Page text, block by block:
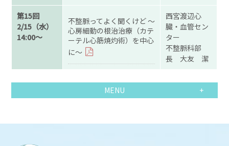
第15回
2/15（水）
14:00～
不整脈ってよく聞くけど ～
心房細動の根治治療（カテ
ーテル心筋焼灼術）を中心
に～
西宮渡辺心
臓・血管セン
ター
不整脈科部
長 大友 潔
MENU